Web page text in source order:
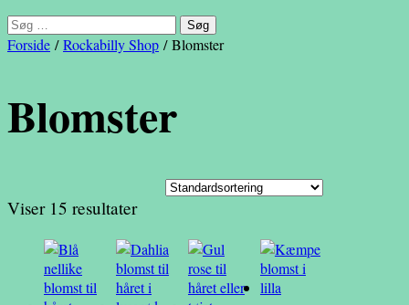
Søg
efter:
Forside /Rockabilly Shop / Blomster
Blomster
Viser 15 resultater